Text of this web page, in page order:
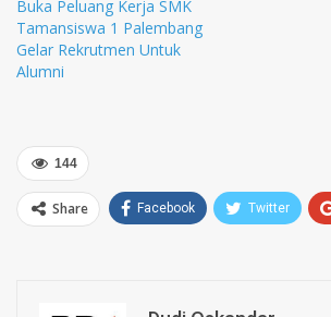
Buka Peluang Kerja SMK
Tamansiswa 1 Palembang
Gelar Rekrutmen Untuk
Alumni
144
Share Facebook Twitter